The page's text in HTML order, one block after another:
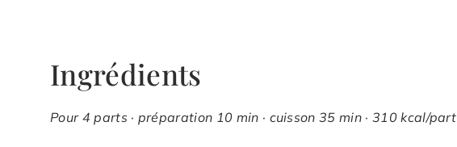
Ingrédients
Pour 4 parts · préparation 10 min · cuisson 35 min · 310 kcal/part